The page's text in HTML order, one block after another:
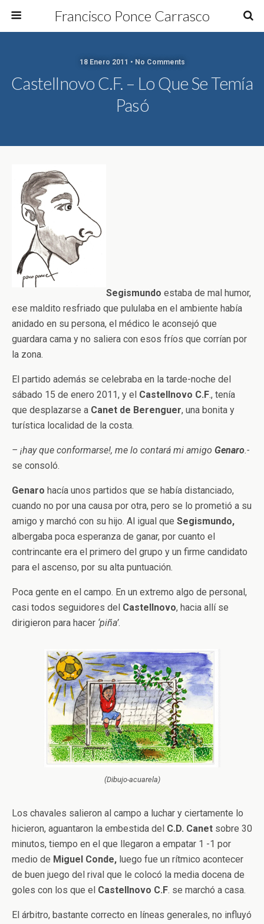
Francisco Ponce Carrasco
18 Enero 2011 • No Comments
Castellnovo C.F. – Lo Que Se Temía
Pasó
Segismundo estaba de mal humor,
ese maldito resfriado que pululaba en el ambiente había
anidado en su persona, el médico le aconsejó que
guardara cama y no saliera con esos fríos que corrían por
la zona.
El partido además se celebraba en la tarde-noche del
sábado 15 de enero 2011, y el Castellnovo C.F., tenía
que desplazarse a Canet de Berenguer, una bonita y
turística localidad de la costa.
– ¡hay que conformarse!, me lo contará mi amigo Genaro.-
se consoló.
Genaro hacía unos partidos que se había distanciado,
cuando no por una causa por otra, pero se lo prometió a su
amigo y marchó con su hijo. Al igual que Segismundo,
albergaba poca esperanza de ganar, por cuanto el
contrincante era el primero del grupo y un firme candidato
para el ascenso, por su alta puntuación.
Poca gente en el campo. En un extremo algo de personal,
casi todos seguidores del Castellnovo, hacia allí se
dirigieron para hacer ‘piña’.
(Dibujo-acuarela)
Los chavales salieron al campo a luchar y ciertamente lo
hicieron, aguantaron la embestida del C.D. Canet sobre 30
minutos, tiempo en el que llegaron a empatar 1 -1 por
medio de Miguel Conde, luego fue un rítmico acontecer
de buen juego del rival que le colocó la media docena de
goles con los que el Castellnovo C.F. se marchó a casa.
El árbitro, bastante correcto en líneas generales, no influyó